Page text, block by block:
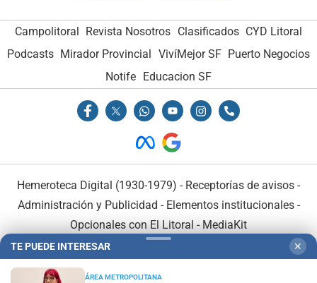
Campolitoral Revista Nosotros Clasificados CYD Litoral
Podcasts Mirador Provincial VivíMejor SF Puerto Negocios
Notife Educacion SF
Hemeroteca Digital (1930-1979) - Receptorías de avisos -
Administración y Publicidad - Elementos institucionales-
Opcionales con El Litoral - MediaKit
TE PUEDE INTERESAR ✕
ÁREA METROPOLITANA